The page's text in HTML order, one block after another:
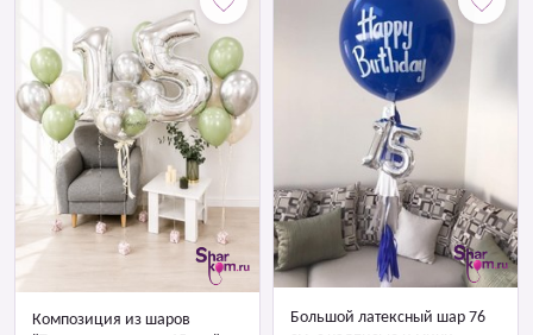
Композиция из шаров
Большой латексный шар 76